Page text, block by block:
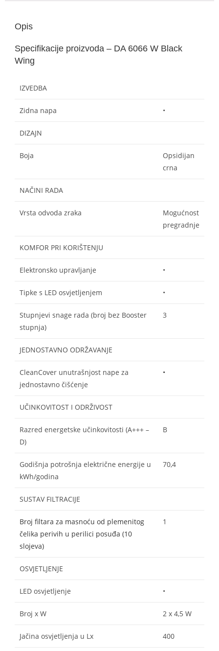
Opis
Specifikacije proizvoda – DA 6066 W Black
Wing
IZVEDBA
Zidna napa •
DIZAJN
Boja
Opsidijan
crna
NAČINI RADA
Vrsta odvoda zraka
Mogućnost
pregradnje
KOMFOR PRI KORIŠTENJU
Elektronsko upravljanje •
Tipke s LED osvjetljenjem •
Stupnjevi snage rada (broj bez Booster
stupnja)
3
JEDNOSTAVNO ODRŽAVANJE
CleanCover unutrašnjost nape za
jednostavno čišćenje
•
UČINKOVITOST I ODRŽIVOST
Razred energetske učinkovitosti (A+++ –
D)
B
Godišnja potrošnja električne energije u
kWh/godina
70,4
SUSTAV FILTRACIJE
Broj filtara za masnoću od plemenitog
čelika perivih u perilici posuđa (10
slojeva)
1
OSVJETLJENJE
LED osvjetljenje •
Broj x W 2 x 4,5 W
Jačina osvjetljenja u Lx 400